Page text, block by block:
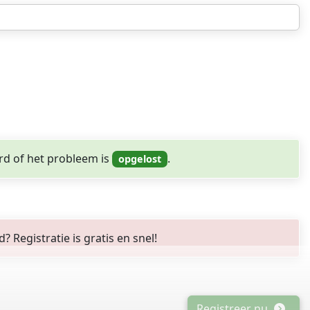
of het probleem is .
Registratie is gratis en snel!